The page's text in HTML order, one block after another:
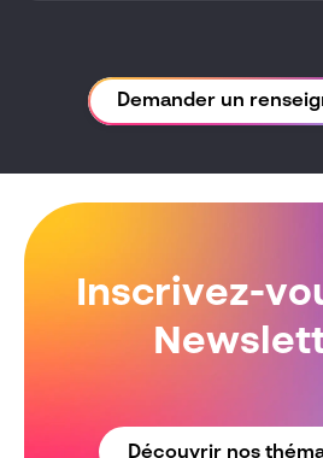
Demander un
Inscrivez-
Découvrir nos